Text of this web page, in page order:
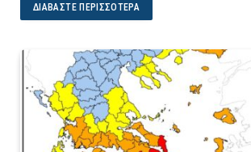
ΔΙΑΒΆΣΤΕ ΠΕΡΙΣΣΌΤΕΡΑ